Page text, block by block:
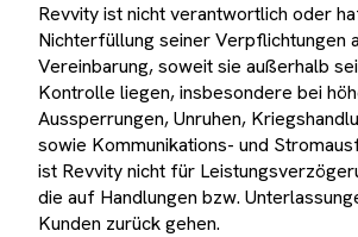
Revvity ist nicht verantwortlich oder
Nichterfüllung seiner Verpflichtungen
Vereinbarung, soweit sie außerhalb
Kontrolle liegen, insbesondere bei
Aussperrungen, Unruhen,
sowie Kommunikations- und
ist Revvity nicht für
die auf Handlungen bzw.
Kunden zurück gehen.